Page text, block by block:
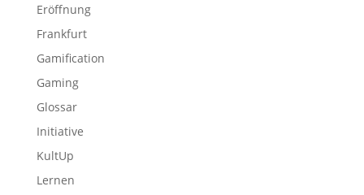
Eröffnung
Frankfurt
Gamification
Gaming
Glossar
Initiative
KultUp
Lernen